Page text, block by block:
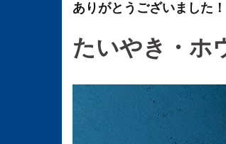
ありがとうございました！
たいやき・ホ